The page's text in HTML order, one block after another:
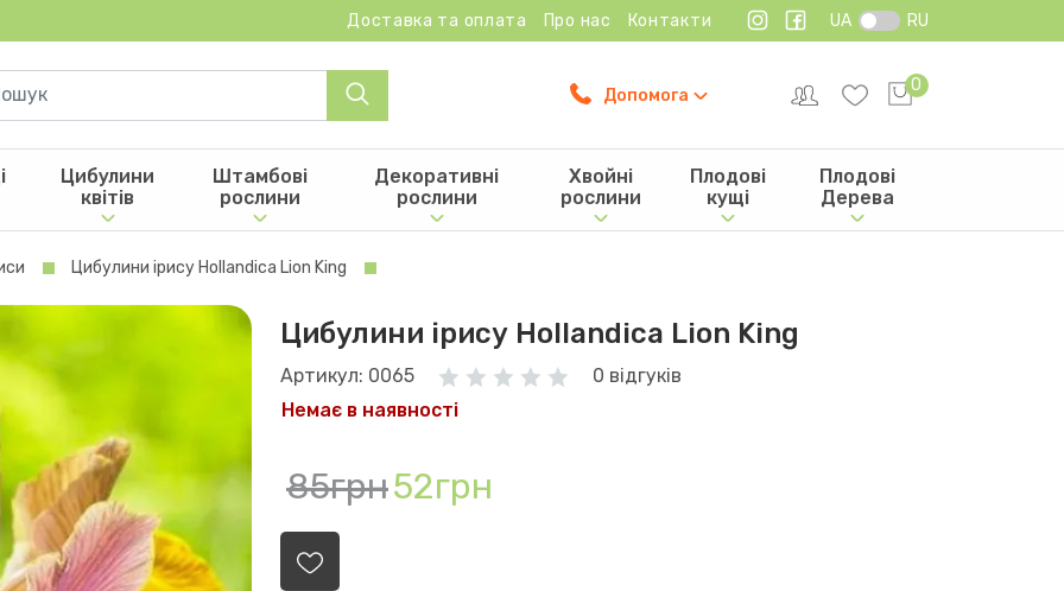
Доставка та оплата Про нас Контакти UA RU
Допомога
0
Цибулини
квітів
Штамбові
рослини
Декоративні
рослини
Хвойні
рослини
Плодові
кущі
Плодові
Дерева
Цибулини ірису Hollandica Lion King
Цибулини ірису Hollandica Lion King
Артикул: 0065
0 відгуків
Немає в наявності
85грн52грн